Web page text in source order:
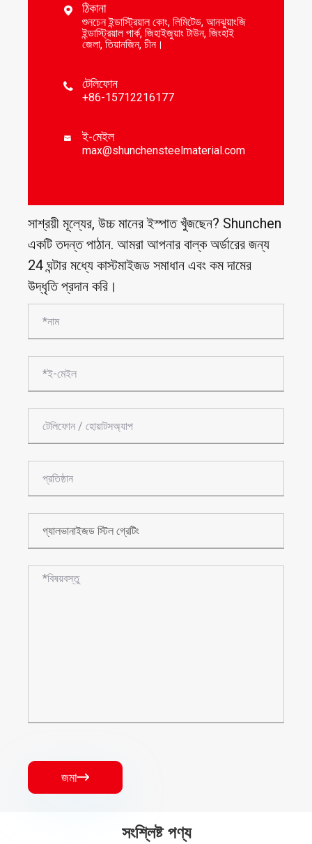
 ঠিকানা
শুনচেন ইন্ডাস্ট্রিয়াল কোং, লিমিটেড, আনঝুয়াংজি
ইন্ডাস্ট্রিয়াল পার্ক, জিহাইজুয়াং টাউন, জিংহাই
জেলা, তিয়ানজিন, চীন।
 টেলিফোন
+86-15712216177
 ই-মেইল
max@shunchensteelmaterial.com
সাশ্রয়ী মূল্যের, উচ্চ মানের ইস্পাত খুঁজছেন? Shunchen
একটি তদন্ত পাঠান. আমরা আপনার বাল্ক অর্ডারের জন্য
24 ঘন্টার মধ্যে কাস্টমাইজড সমাধান এবং কম দামের
উদ্ধৃতি প্রদান করি।
জমা
সংশ্লিষ্ট পণ্য